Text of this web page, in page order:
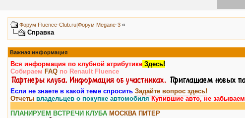
Форум Fluence-Club.ru|Форум Megane-3 «
Справка
Важная информация
Вся информация по клубной атрибутике Здесь!
Собираем FAQ по Renault Fluence
Если не знаете в какой теме спросить Задайте вопрос здесь!
Отчеты владельцев о покупке автомобиляКупившие авто, не
ПЛАНИРУЕМ ВСТРЕЧИ КЛУБА МОСКВА ПИТЕР